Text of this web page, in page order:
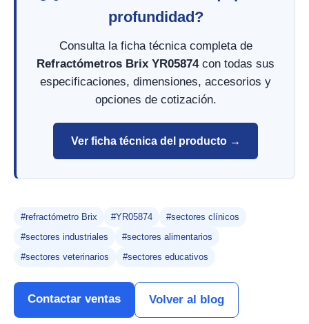
profundidad?
Consulta la ficha técnica completa de
Refractómetros Brix YR05874con todas sus
especificaciones, dimensiones, accesorios y
opciones de cotización.
Ver ficha técnica del producto →
#refractómetro Brix #YR05874
#sectores clínicos
#sectores industriales
#sectores alimentarios
#sectores veterinarios
#sectores educativos
Contactar ventas Volver al blog